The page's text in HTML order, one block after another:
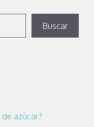
Buscar
azúcar?